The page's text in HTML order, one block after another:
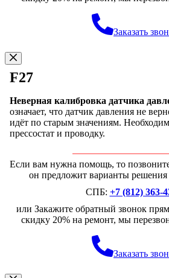
Заказать
F27
Неверная калибровка датчика
означает, что датчик давления не
идёт по старым значениям.
прессостат и проводку.
Если вам нужна помощь, то
он предложит варианты
СПБ: +7 (812) 363-
или Закажите обратный звонок
скидку 20% на ремонт, мы
Заказать